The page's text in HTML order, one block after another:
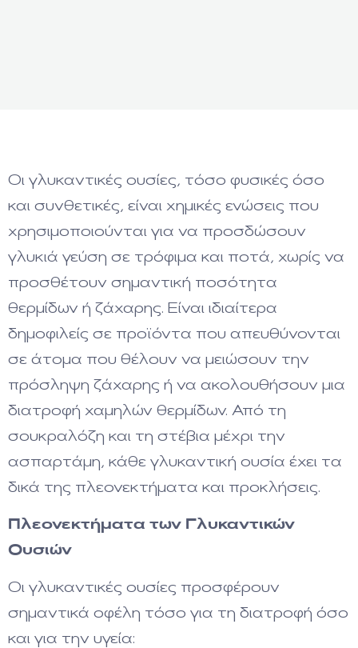
Οι γλυκαντικές ουσίες, τόσο φυσικές όσο
και συνθετικές, είναι χημικές ενώσεις που
χρησιμοποιούνται για να προσδώσουν
γλυκιά γεύση σε τρόφιμα και ποτά, χωρίς να
προσθέτουν σημαντική ποσότητα
θερμίδων ή ζάχαρης. Είναι ιδιαίτερα
δημοφιλείς σε προϊόντα που απευθύνονται
σε άτομα που θέλουν να μειώσουν την
πρόσληψη ζάχαρης ή να ακολουθήσουν μια
διατροφή χαμηλών θερμίδων. Από τη
σουκραλόζη και τη στέβια μέχρι την
ασπαρτάμη, κάθε γλυκαντική ουσία έχει τα
δικά της πλεονεκτήματα και προκλήσεις.
Πλεονεκτήματα των Γλυκαντικών
Ουσιών
Οι γλυκαντικές ουσίες προσφέρουν
σημαντικά οφέλη τόσο για τη διατροφή όσο
και για την υγεία: